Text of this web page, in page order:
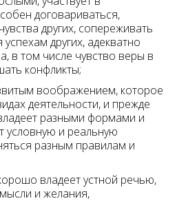
договариваться,
других, сопереживать
других, адекватно
в том числе чувство веры в
конфликты;
воображением, которое
деятельности, и прежде
разными формами и
условную и реальную
разным правилам и
владеет устной речью,
и желания,